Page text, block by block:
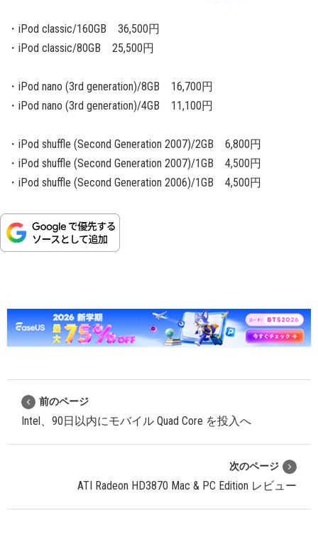
・iPod classic/160GB 36,500円
・iPod classic/80GB 25,500円
・iPod nano (3rd generation)/8GB 16,700円
・iPod nano (3rd generation)/4GB 11,100円
・iPod shuffle (Second Generation 2007)/2GB 6,800円
・iPod shuffle (Second Generation 2007)/1GB 4,500円
・iPod shuffle (Second Generation 2006)/1GB 4,500円
前のページ
Intel、90日以内にモバイル Quad Core を投入へ
次のページ
ATI Radeon HD3870 Mac & PC Edition レビュー